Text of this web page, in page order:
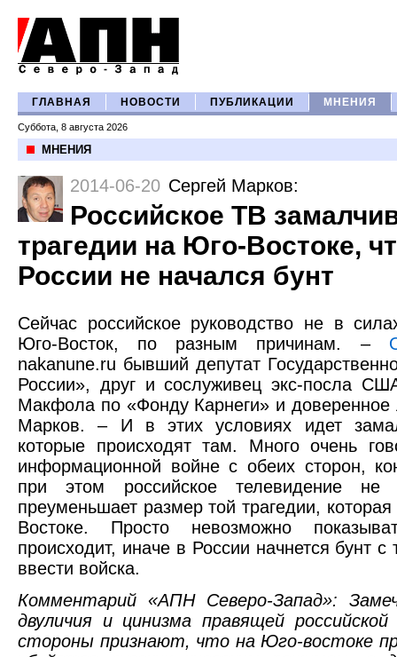
ГЛАВНАЯ НОВОСТИ ПУБЛИКАЦИИ МНЕНИЯ
Суббота, 8 августа 2026
МНЕНИЯ
2014-06-20 Сергей Марков:
Российское ТВ
трагедии на Юго-Востоке,
России не начался бунт
Сейчас российское руководство не в
Юго-Восток, по разным причинам. –
nakanune.ru бывший депутат
России», друг и сослуживец экс-посла
Макфола по «Фонду Карнеги» и доверенное
Марков. – И в этих условиях идет
которые происходят там. Много очень
информационной войне с обеих сторон,
при этом российское телевидение не
преуменьшает размер той трагедии,
Востоке. Просто невозможно
происходит, иначе в России начнется бунт
ввести войска.
Комментарий «АПН Северо-Запад»:
двуличия и цинизма правящей
стороны признают, что на Юго-востоке